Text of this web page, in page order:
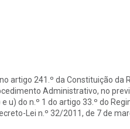
artigo 241.º da Constituição da
Administrativo, no
u) do n.º 1 do artigo 33.º do
Lei n.º 32/2011, de 7 de